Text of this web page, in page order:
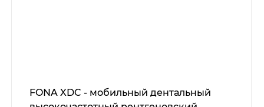
FONA XDC - мобильный дентальный